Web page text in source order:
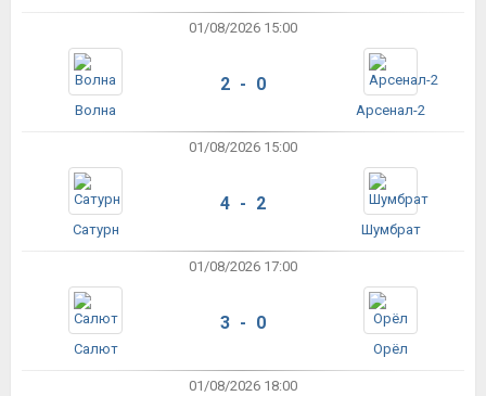
01/08/2026 15:00
Волна
2 - 0
Арсенал-2
01/08/2026 15:00
Сатурн
4 - 2
Шумбрат
01/08/2026 17:00
Салют
3 - 0
Орёл
01/08/2026 18:00